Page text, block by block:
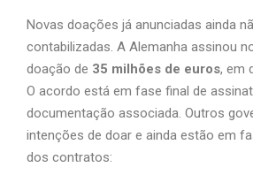
Novas doações já anunciadas ainda
contabilizadas. A Alemanha assinou
doação de 35 milhões de euros, em
O acordo está em fase final de
documentação associada. Outros
intenções de doar e ainda estão em
dos contratos: